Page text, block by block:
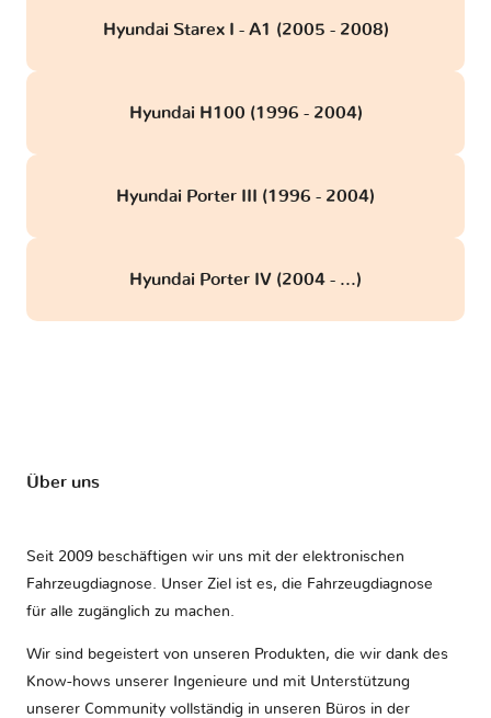
Hyundai Starex I - A1 (2005 - 2008)
Hyundai H100 (1996 - 2004)
Hyundai Porter III (1996 - 2004)
Hyundai Porter IV (2004 - ...)
Über uns
Seit 2009 beschäftigen wir uns mit der elektronischen
Fahrzeugdiagnose. Unser Ziel ist es, die Fahrzeugdiagnose
für alle zugänglich zu machen.
Wir sind begeistert von unseren Produkten, die wir dank des
Know-hows unserer Ingenieure und mit Unterstützung
unserer Community vollständig in unseren Büros in der